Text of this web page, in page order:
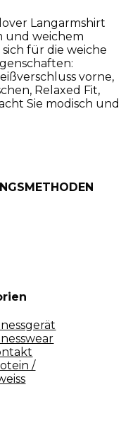
Langarmshirt
und weichem
für die weiche
vorne,
Relaxed Fit,
Sie modisch und
/